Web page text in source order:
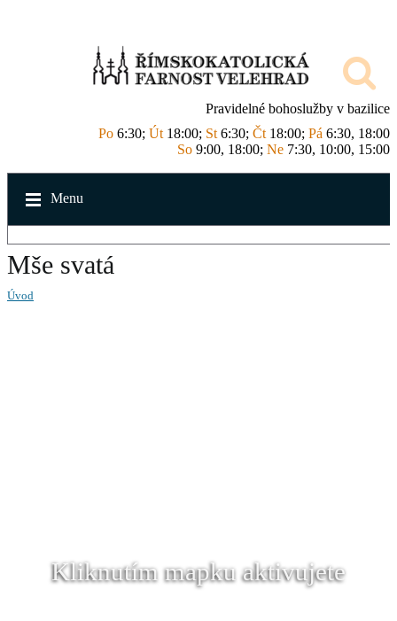
Pravidelné bohoslužby v bazilice
Po 6:30; Út 18:00; St 6:30; Čt 18:00; Pá 6:30, 18:00
So 9:00, 18:00; Ne 7:30, 10:00, 15:00
Menu
Mše svatá
Úvod
Kliknutím mapku aktivujete